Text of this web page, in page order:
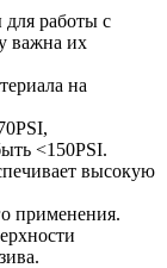
для работы с
важна их
на
<150PSI.
высокую
применения.